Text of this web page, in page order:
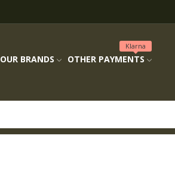
OUR BRANDS OTHER PAYMENTS
Klarna